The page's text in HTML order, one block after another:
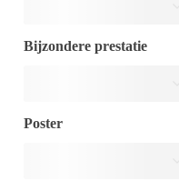
Bijzondere prestatie
Poster